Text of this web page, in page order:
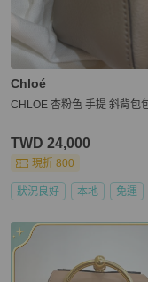
Chloé
CHLOE 杏粉色 手提 斜背包
TWD 24,000
現折 800
狀況良好 本地 免運